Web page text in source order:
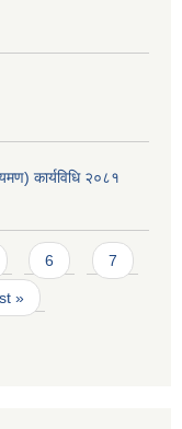
कार्यविधि २०८१
6 7
»